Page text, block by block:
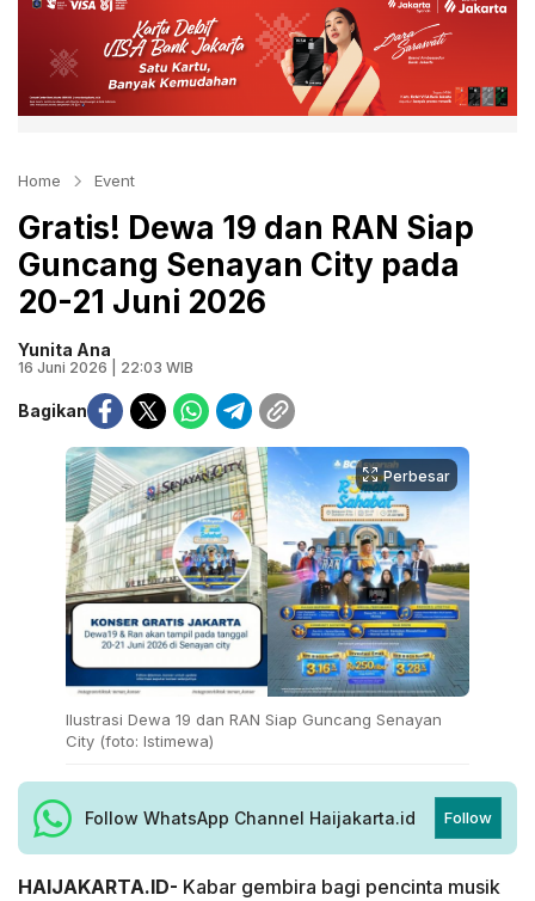
Home Event
Gratis! Dewa 19 dan RAN Siap
Guncang Senayan City pada
20-21 Juni 2026
Yunita Ana
16 Juni 2026 | 22:03 WIB
Bagikan
Perbesar
Ilustrasi Dewa 19 dan RAN Siap Guncang Senayan
City (foto: Istimewa)
Follow WhatsApp Channel Haijakarta.id Follow
HAIJAKARTA.ID- Kabar gembira bagi pencinta musik